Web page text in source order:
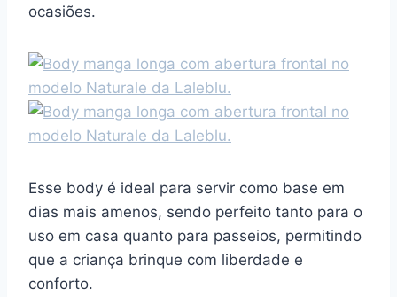
ocasiões.
Esse body é ideal para servir como base em
dias mais amenos, sendo perfeito tanto para o
uso em casa quanto para passeios, permitindo
que a criança brinque com liberdade e
conforto.